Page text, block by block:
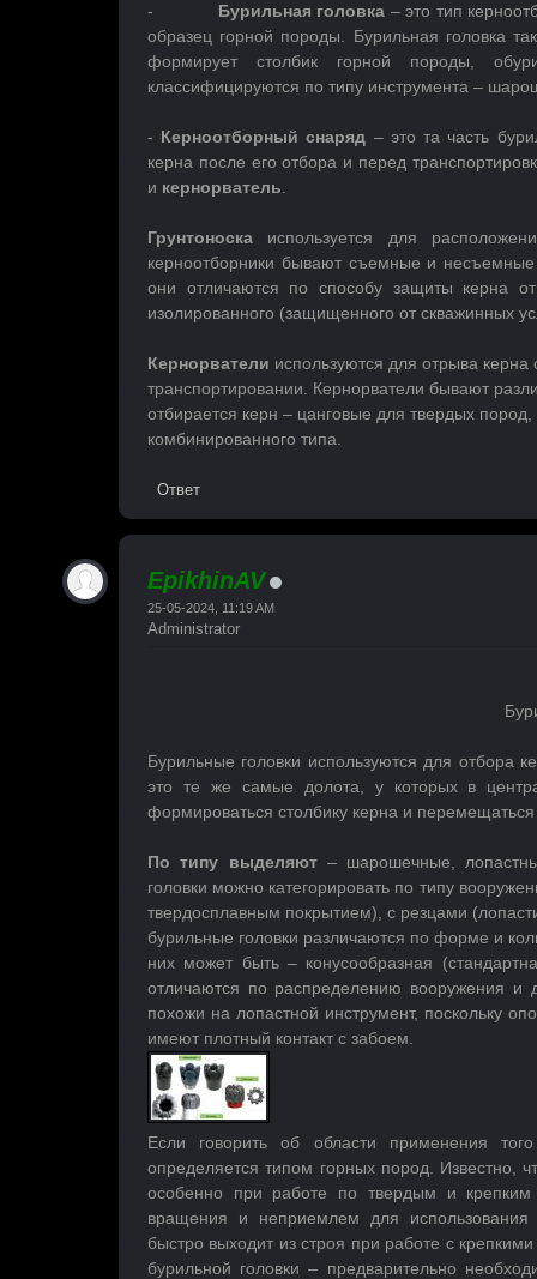
- Бурильная головка – это тип
образец горной породы. Бурильная головка
формирует столбик горной породы,
классифицируются по типу инструмента –
- Керноотборный снаряд – это та часть
керна после его отбора и перед
и кернорватель
Грунтоноскаиспользуется для
керноотборники бывают съемные и несъемные
они отличаются по способу защиты керна
изолированного (защищенного от скважинных
Кернорватели используются для отрыва
транспортировании. Кернорватели бывают
отбирается керн – цанговые для твердых
комбинированного типа.
Ответ
EpikhinAV
25-05-2024, 11:19 AM
Administrator
Бурильные головки используются для отбора
это те же самые долота, у которых в
формироваться столбику керна и
По типу выделяют – шарошечные,
головки можно категорировать по типу
твердосплавным покрытием), с резцами
бурильные головки различаются по форме и
них может быть – конусообразная
отличаются по распределению вооружения и
похожи на лопастной инструмент, поскольку
имеют плотный контакт с забоем.
Если говорить об области применения
определяется типом горных пород. Известно,
особенно при работе по твердым и крепким
вращения и неприемлем для
быстро выходит из строя при работе с
бурильной головки – предварительно